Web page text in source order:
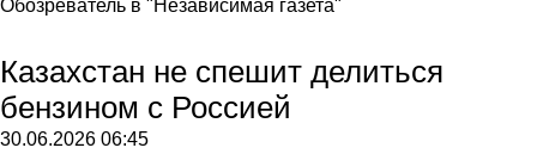
Обозреватель в "Независимая газета"
Казахстан не спешит делиться
бензином с Россией
30.06.2026 06:45